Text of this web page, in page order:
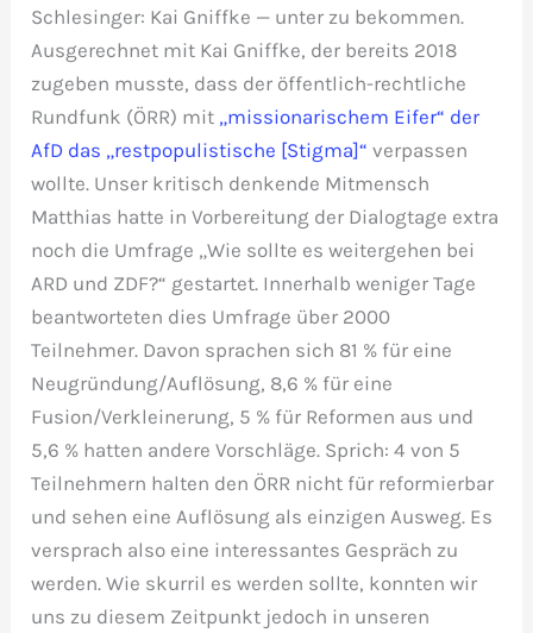
Schlesinger: Kai Gniffke — unter zu bekommen.
Ausgerechnet mit Kai Gniffke, der bereits 2018
zugeben musste, dass der öffentlich-rechtliche
Rundfunk (ÖRR) mit „missionarischem Eifer“ der
AfD das „restpopulistische [Stigma]“ verpassen
wollte. Unser kritisch denkende Mitmensch
Matthias hatte in Vorbereitung der Dialogtage extra
noch die Umfrage „Wie sollte es weitergehen bei
ARD und ZDF?“ gestartet. Innerhalb weniger Tage
beantworteten dies Umfrage über 2000
Teilnehmer. Davon sprachen sich 81 % für eine
Neugründung/Auflösung, 8,6 % für eine
Fusion/Verkleinerung, 5 % für Reformen aus und
5,6 % hatten andere Vorschläge. Sprich: 4 von 5
Teilnehmern halten den ÖRR nicht für reformierbar
und sehen eine Auflösung als einzigen Ausweg. Es
versprach also eine interessantes Gespräch zu
werden. Wie skurril es werden sollte, konnten wir
uns zu diesem Zeitpunkt jedoch in unseren